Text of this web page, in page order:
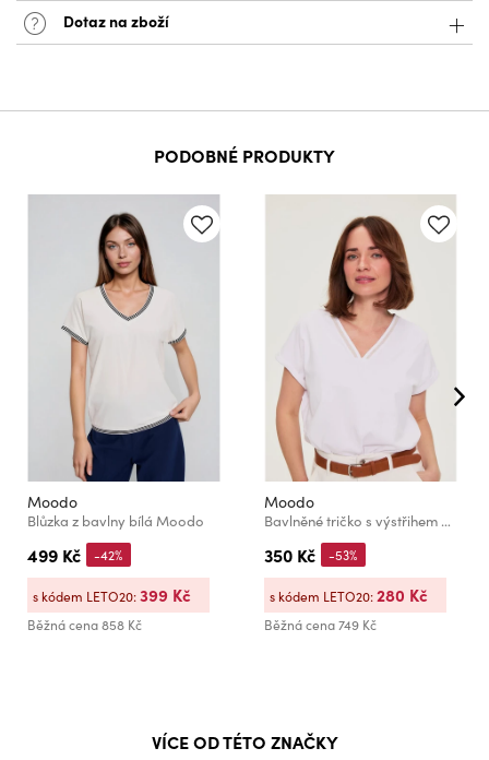
Dotaz na zboží
PODOBNÉ PRODUKTY
Moodo
Blůzka z bavlny bílá Moodo
499 Kč
Běžná cena858 Kč
-42%
s kódem LETO20:399 Kč
Moodo
Bavlněné tričko s výstřihem do véčka bílé Moodo
350 Kč
Běžná cena749 Kč
-53%
s kódem LETO20:280 Kč
VÍCE OD TÉTO ZNAČKY